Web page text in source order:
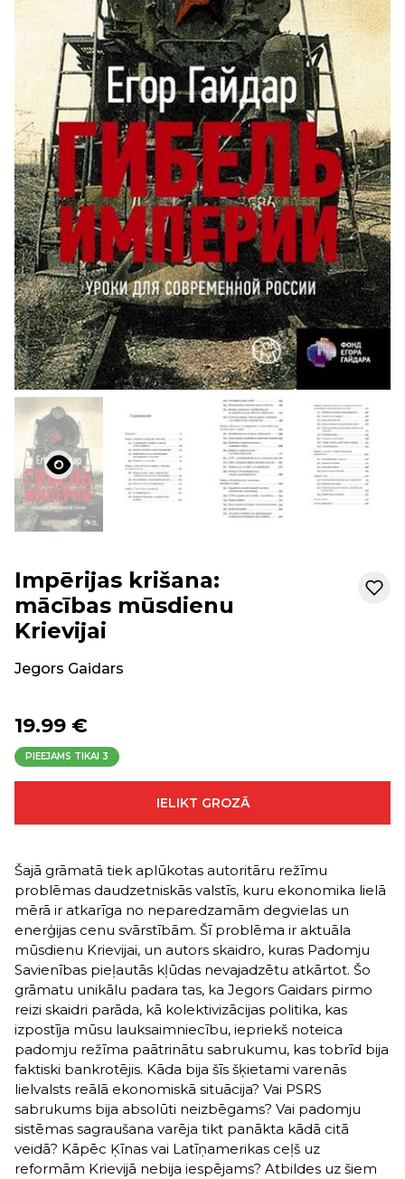
Impērijas krišana:
mācības mūsdienu
Krievijai
Jegors Gaidars
19.99 €
PIEEJAMS TIKAI 3
IELIKT GROZĀ
Šajā grāmatā tiek aplūkotas autoritāru režīmu
problēmas daudzetniskās valstīs, kuru ekonomika lielā
mērā ir atkarīga no neparedzamām degvielas un
enerģijas cenu svārstībām. Šī problēma ir aktuāla
mūsdienu Krievijai, un autors skaidro, kuras Padomju
Savienības pieļautās kļūdas nevajadzētu atkārtot. Šo
grāmatu unikālu padara tas, ka Jegors Gaidars pirmo
reizi skaidri parāda, kā kolektivizācijas politika, kas
izpostīja mūsu lauksaimniecību, iepriekš noteica
padomju režīma paātrinātu sabrukumu, kas tobrīd bija
faktiski bankrotējis. Kāda bija šīs šķietami varenās
lielvalsts reālā ekonomiskā situācija? Vai PSRS
sabrukums bija absolūti neizbēgams? Vai padomju
sistēmas sagraušana varēja tikt panākta kādā citā
veidā? Kāpēc Ķīnas vai Latīņamerikas ceļš uz
reformām Krievijā nebija iespējams? Atbildes uz šiem